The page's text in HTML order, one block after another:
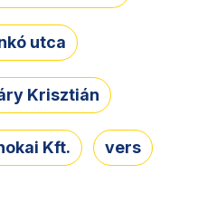
utca
Krisztián
Kft. vers